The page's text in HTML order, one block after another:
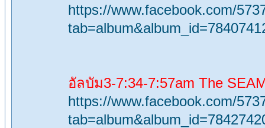
https://www.facebook.com/
อัลบัม3-7:34-7:57am The
https://www.facebook.com/